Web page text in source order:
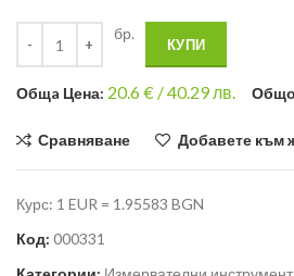
бр.
КУПИ
Общa Цена: 20.6€ /40.29 лв. Общо
Сравняване Добавете към
Курс: 1 EUR = 1.95583 BGN
Код: 000331